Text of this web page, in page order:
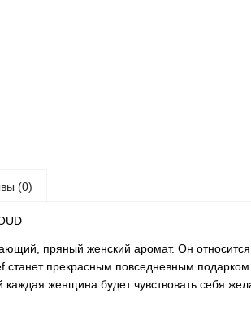
(0)
пряный женский аромат. Он
станет прекрасным повседневным
каждая женщина будет чувствовать себя